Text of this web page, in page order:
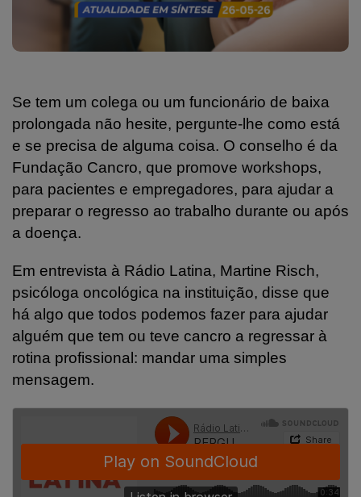
Se tem um colega ou um funcionário de baixa
prolongada não hesite, pergunte-lhe como está
e se precisa de alguma coisa. O conselho é da
Fundação Cancro, que promove workshops,
para pacientes e empregadores, para ajudar a
preparar o regresso ao trabalho durante ou após
a doença.
Em entrevista à Rádio Latina, Martine Risch,
psicóloga oncológica na instituição, disse que
há algo que todos podemos fazer para ajudar
alguém que tem ou teve cancro a regressar à
rotina profissional: mandar uma simples
mensagem.